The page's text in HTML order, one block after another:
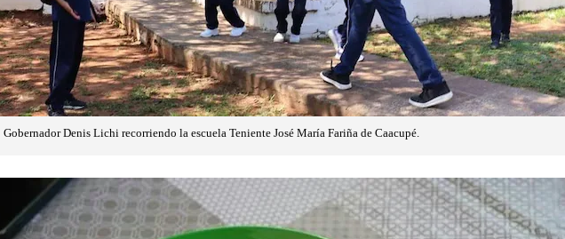
Gobernador Denis Lichi recorriendo la escuela Teniente José María Fariña de Caacupé.